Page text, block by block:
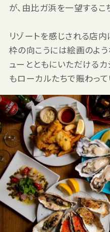
が、由比ガ浜を一望するこ
リゾートを感じされる店
枠の向こうには絵画のよ
ューとともにいただけるカ
もローカルたちで賑わって